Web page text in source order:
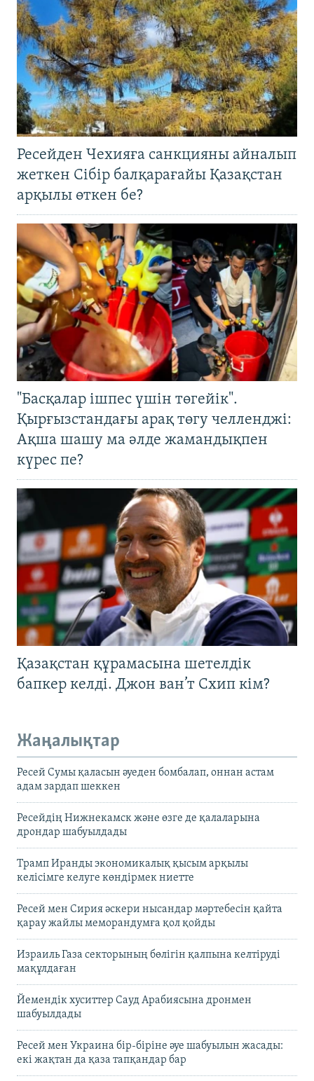
Ресейден Чехияға санкцияны айналып
жеткен Сібір балқарағайы Қазақстан
арқылы өткен бе?
"Басқалар ішпес үшін төгейік".
Қырғызстандағы арақ төгу челленджі:
Ақша шашу ма әлде жамандықпен
күрес пе?
Қазақстан құрамасына шетелдік
бапкер келді. Джон ван’т Схип кім?
Жаңалықтар
Ресей Сумы қаласын әуеден бомбалап, оннан астам
адам зардап шеккен
Ресейдің Нижнекамск және өзге де қалаларына
дрондар шабуылдады
Трамп Иранды экономикалық қысым арқылы
келісімге келуге көндірмек ниетте
Ресей мен Сирия әскери нысандар мәртебесін қайта
қарау жайлы меморандумға қол қойды
Израиль Газа секторының бөлігін қалпына келтіруді
мақұлдаған
Йемендік хуситтер Сауд Арабиясына дронмен
шабуылдады
Ресей мен Украина бір-біріне әуе шабуылын жасады:
екі жақтан да қаза тапқандар бар